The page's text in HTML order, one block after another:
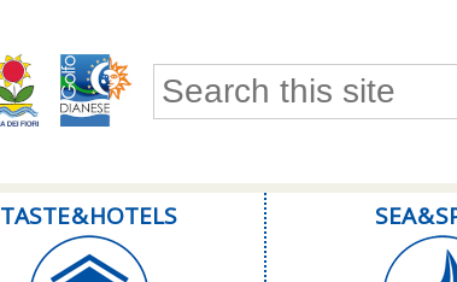
Search form
TASTE & HOTELS SEA &